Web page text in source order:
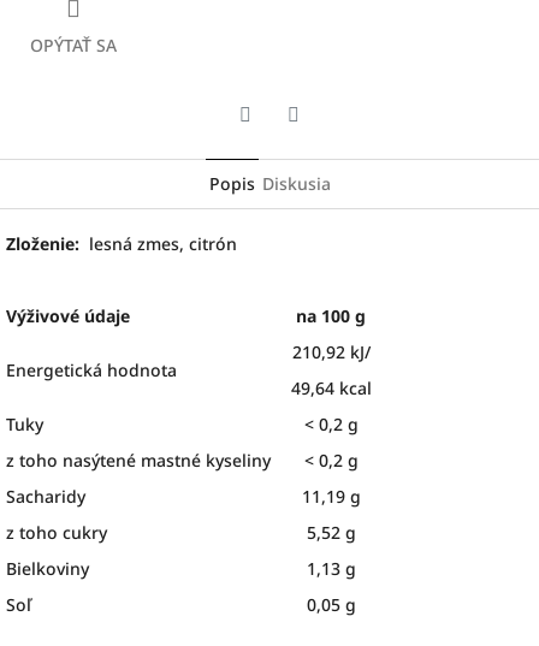
OPÝTAŤ SA
Popis Diskusia
Zloženie: lesná zmes, citrón
Výživové údaje na 100 g
Energetická hodnota
210,92 kJ/
49,64 kcal
Tuky
z toho nasýtené mastné kyseliny
< 0,2 g
< 0,2 g
Sacharidy
z toho cukry
11,19 g
5,52 g
Bielkoviny
1,13 g
Soľ
0,05 g